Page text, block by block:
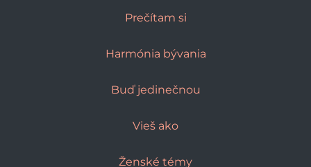
Prečítam si
Harmónia bývania
Buď jedinečnou
Vieš ako
Ženské témy